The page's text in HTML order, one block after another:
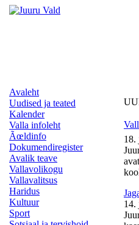
Avaleht
Uudised ja teated
Kalender
Valla infoleht
Ãœldinfo
Dokumendiregister
Avalik teave
Vallavolikogu
Vallavalitsus
Haridus
Kultuur
Sport
18.
14.